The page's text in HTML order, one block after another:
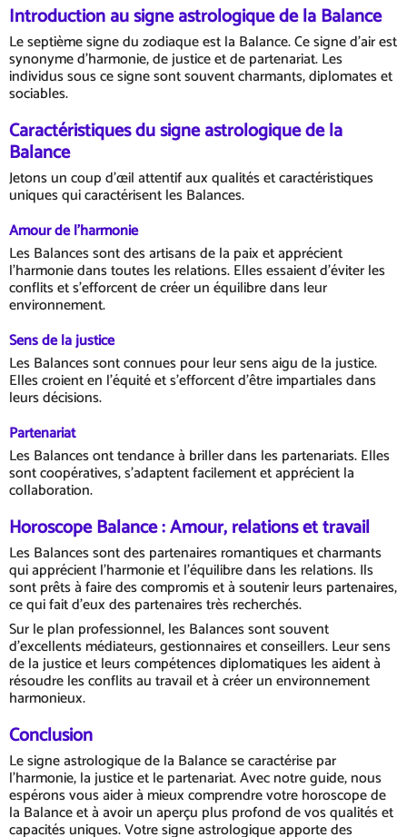
Introduction au signe astrologique de la Balance
Le septième signe du zodiaque est la Balance. Ce signe d'air est
synonyme d'harmonie, de justice et de partenariat. Les
individus sous ce signe sont souvent charmants, diplomates et
sociables.
Caractéristiques du signe astrologique de la
Balance
Jetons un coup d'œil attentif aux qualités et caractéristiques
uniques qui caractérisent les Balances.
Amour de l'harmonie
Les Balances sont des artisans de la paix et apprécient
l'harmonie dans toutes les relations. Elles essaient d'éviter les
conflits et s'efforcent de créer un équilibre dans leur
environnement.
Sens de la justice
Les Balances sont connues pour leur sens aigu de la justice.
Elles croient en l'équité et s'efforcent d'être impartiales dans
leurs décisions.
Partenariat
Les Balances ont tendance à briller dans les partenariats. Elles
sont coopératives, s'adaptent facilement et apprécient la
collaboration.
Horoscope Balance : Amour, relations et travail
Les Balances sont des partenaires romantiques et charmants
qui apprécient l'harmonie et l'équilibre dans les relations. Ils
sont prêts à faire des compromis et à soutenir leurs partenaires,
ce qui fait d'eux des partenaires très recherchés.
Sur le plan professionnel, les Balances sont souvent
d'excellents médiateurs, gestionnaires et conseillers. Leur sens
de la justice et leurs compétences diplomatiques les aident à
résoudre les conflits au travail et à créer un environnement
harmonieux.
Conclusion
Le signe astrologique de la Balance se caractérise par
l'harmonie, la justice et le partenariat. Avec notre guide, nous
espérons vous aider à mieux comprendre votre horoscope de
la Balance et à avoir un aperçu plus profond de vos qualités et
capacités uniques. Votre signe astrologique apporte des